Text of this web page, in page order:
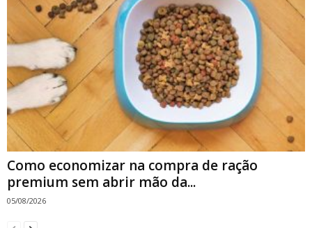
Como economizar na compra de ração
premium sem abrir mão da...
05/08/2026